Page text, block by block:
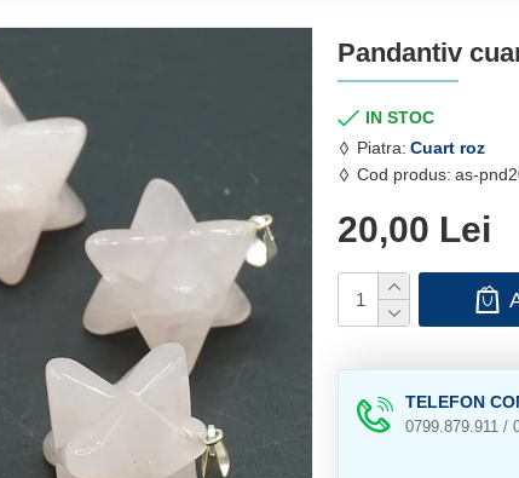
Pandantiv
IN STOC
Piatra: Cuart roz
Cod produs: as-
20,00 Lei
TELEFON
0799.879.911 /